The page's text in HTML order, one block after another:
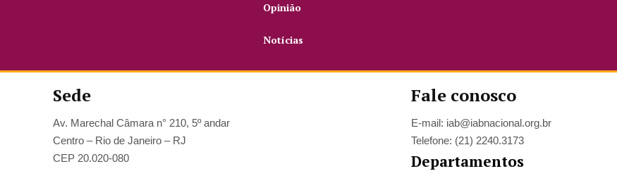
Opinião
Notícias
Sede
Av. Marechal Câmara n° 210, 5º andar
Centro – Rio de Janeiro – RJ
CEP 20.020-080
Fale conosco
E-mail: iab@iabnacional.org.br
Telefone: (21) 2240.3173
Departamentos